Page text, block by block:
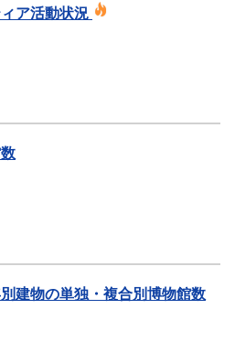
ア活動状況
建物の単独・複合別博物館数